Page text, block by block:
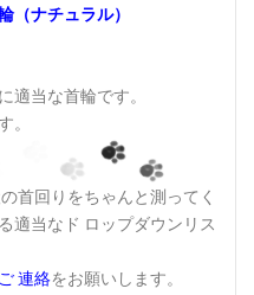
（ナチュラル）
適当な首輪です。
。
首回りをちゃんと測ってく
適当なド ロップダウンリス
ご 連絡をお願いします。